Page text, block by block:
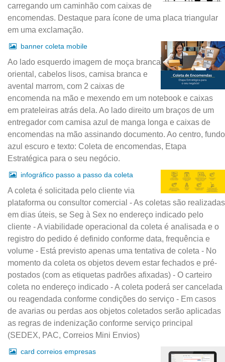
carregando um caminhão com caixas de
encomendas. Destaque para ícone de uma placa triangular
em uma exclamação.
banner coleta mobile
Ao lado esquerdo imagem de moça branca
oriental, cabelos lisos, camisa branca e
avental marrom, com 2 caixas de
encomenda na mão e mexendo em um notebook e caixas
em prateleiras atrás dela. Ao lado direito um braços de um
entregador com camisa azul de manga longa e caixas de
encomendas na mão assinando documento. Ao centro, fundo
azul escuro e texto: Coleta de encomendas, Etapa
Estratégica para o seu negócio.
infográfico passo a passo da coleta
A coleta é solicitada pelo cliente via
plataforma ou consultor comercial - As coletas são realizadas
em dias úteis, se Seg à Sex no endereço indicado pelo
cliente - A viabilidade operacional da coleta é analisada e o
registro do pedido é definido conforme data, frequência e
volume - Está previsto apenas uma tentativa de coleta - No
momento da coleta os objetos devem estar fechados e pré-
postados (com as etiquetas padrões afixadas) - O carteiro
coleta no endereço indicado - A coleta poderá ser cancelada
ou reagendada conforme condições do serviço - Em casos
de avarias ou perdas aos objetos coletados serão aplicadas
as regras de indenização conforme serviço principal
(SEDEX, PAC, Correios Mini Envios)
card correios empresas